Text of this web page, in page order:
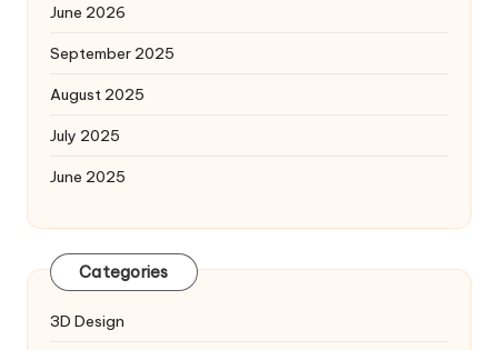
June 2026
September 2025
August 2025
July 2025
June 2025
Categories
3D Design